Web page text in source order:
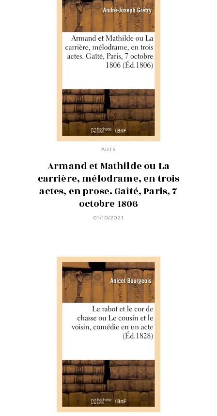
ARTS
Armand et Mathilde ou La
carrière, mélodrame, en trois
actes, en prose. Gaîté, Paris, 7
octobre 1806
01/10/2021